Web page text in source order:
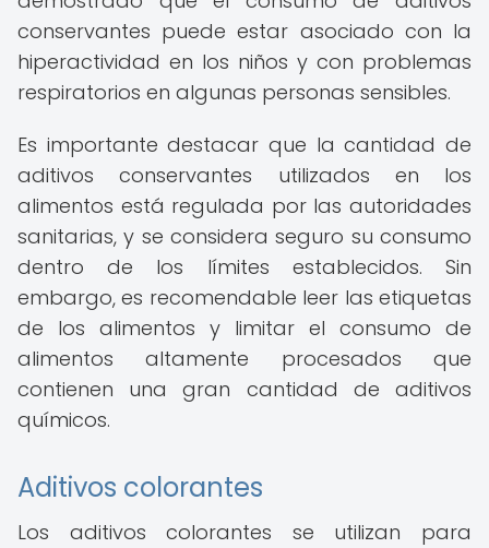
conservantes puede estar asociado con la
hiperactividad en los niños y con problemas
respiratorios en algunas personas sensibles.
Es importante destacar que la cantidad de
aditivos conservantes utilizados en los
alimentos está regulada por las autoridades
sanitarias, y se considera seguro su consumo
dentro de los límites establecidos. Sin
embargo, es recomendable leer las etiquetas
de los alimentos y limitar el consumo de
alimentos altamente procesados que
contienen una gran cantidad de aditivos
químicos.
Aditivos colorantes
Los aditivos colorantes se utilizan para